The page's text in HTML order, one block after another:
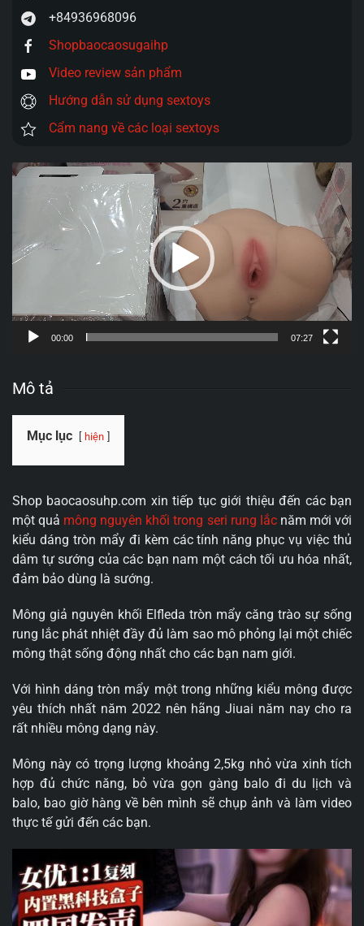
+84936968096
Shopbaocaosugaihp
Video review sản phẩm
Hướng dẫn sử dụng sextoys
Cẩm nang về các loại sextoys
Trình
Video
00:00 07:27
Mô tả
Mục lục hiện
Shop baocaosuhp.com xin tiếp tục giới thiệu đến các bạn
một quả mông nguyên khối trong seri rung lắcnăm mới với
kiểu dáng tròn mẩy đi kèm các tính năng phục vụ việc thủ
dâm tự sướng của các bạn nam một cách tối ưu hóa nhất,
đảm bảo dùng là sướng.
Mông giả nguyên khối Elfleda tròn mẩy căng trào sự sống
rung lắc phát nhiệt đầy đủ làm sao mô phỏng lại một chiếc
mông thật sống động nhất cho các bạn nam giới.
Với hình dáng tròn mẩy một trong những kiểu mông được
yêu thích nhất năm 2022 nên hãng Jiuai năm nay cho ra
rất nhiều mông dạng này.
Mông này có trọng lượng khoảng 2,5kg nhỏ vừa xinh tích
hợp đủ chức năng, bỏ vừa gọn gàng balo đi du lịch và
balo, bao giờ hàng về bên mình sẽ chụp ảnh và làm video
thực tế gửi đến các bạn.